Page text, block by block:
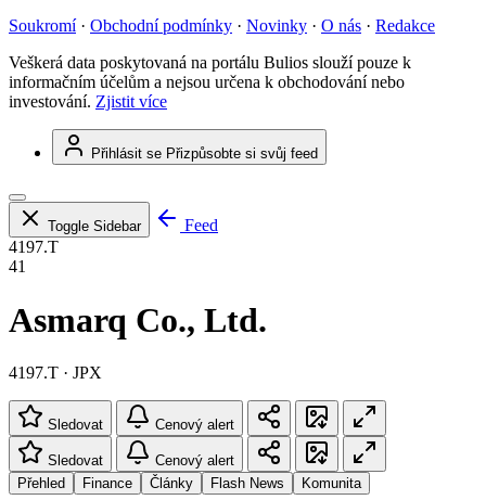
Soukromí · Obchodní podmínky · Novinky · O nás · Redakce
Veškerá data poskytovaná na portálu Bulios slouží pouze k
informačním účelům a nejsou určena k obchodování nebo
investování. Zjistit více
Přihlásit se Přizpůsobte si svůj feed
Toggle Sidebar
Feed
4197.T
41
Asmarq Co., Ltd.
4197.T · JPX
Sledovat Cenový alert
Sledovat
Cenový alert
Přehled
Finance Články Flash News Komunita